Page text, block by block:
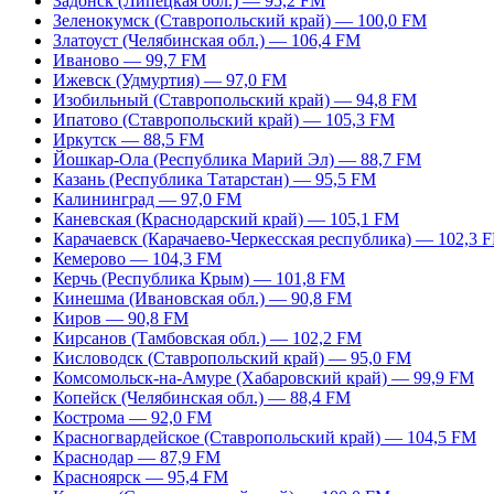
Зеленокумск (Ставропольский край) — 100,0 FM
Златоуст (Челябинская обл.) — 106,4 FM
Иваново — 99,7 FM
Ижевск (Удмуртия) — 97,0 FM
Изобильный (Ставропольский край) — 94,8 FM
Ипатово (Ставропольский край) — 105,3 FM
Иркутск — 88,5 FM
Йошкар-Ола (Республика Марий Эл) — 88,7 FM
Казань (Республика Татарстан) — 95,5 FM
Калининград — 97,0 FM
Каневская (Краснодарский край) — 105,1 FM
Карачаевск (Карачаево-Черкесская республика) — 102,3
Кемерово — 104,3 FM
Керчь (Республика Крым) — 101,8 FM
Кинешма (Ивановская обл.) — 90,8 FM
Киров — 90,8 FM
Кирсанов (Тамбовская обл.) — 102,2 FM
Кисловодск (Ставропольский край) — 95,0 FM
Комсомольск-на-Амуре (Хабаровский край) — 99,9 FM
Копейск (Челябинская обл.) — 88,4 FM
Кострома — 92,0 FM
Красногвардейское (Ставропольский край) — 104,5 FM
Краснодар — 87,9 FM
Красноярск — 95,4 FM